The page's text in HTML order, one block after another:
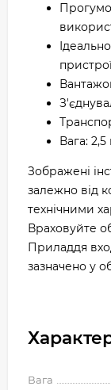
Вага: 2,5
Зображені
залежно від
технічними
Враховуйте
Приладдя
зазначено у
Вага